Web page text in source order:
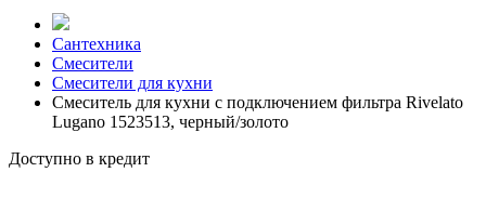
Сантехника
Смесители
Смесители для кухни
Смеситель для кухни с подключением фильтра Rivelato
Lugano 1523513, черный/золото
Доступно в кредит